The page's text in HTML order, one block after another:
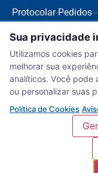
Protocolar Pedidos
Envio de NF
Ouvidoria
Aviso de
Termo de Uso
Política de Cookies
Serviço Nacional de
Sua privacidade
Utilizamos cookies
melhorar sua
analíticos. Você pode
ou personalizar suas
Política de Cookies·